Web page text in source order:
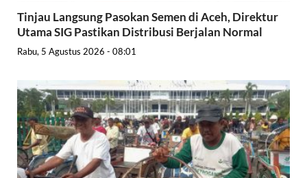
Tinjau Langsung Pasokan Semen di Aceh, Direktur
Utama SIG Pastikan Distribusi Berjalan Normal
Rabu, 5 Agustus 2026 - 08:01